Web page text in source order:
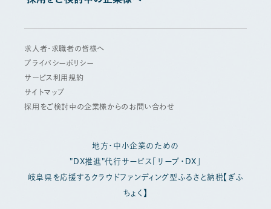
求人者・求職者の皆様へ
プライバシーポリシー
サービス利用規約
サイトマップ
採用をご検討中の企業様からのお問い合わせ
地方・中小企業のための
"DX推進"代行サービス「リープ・DX」
岐阜県を応援するクラウドファンディング型ふるさと納税【ぎふ
ちょく】